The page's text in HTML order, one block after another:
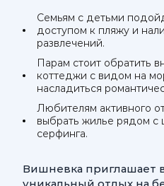
Семьям с детьми
доступом к пляжу и
развлечений.
Парам стоит обратить
коттеджи с видом на
насладиться
Любителям активного
выбрать жилье рядом с
серфинга.
Вишневка приглашает